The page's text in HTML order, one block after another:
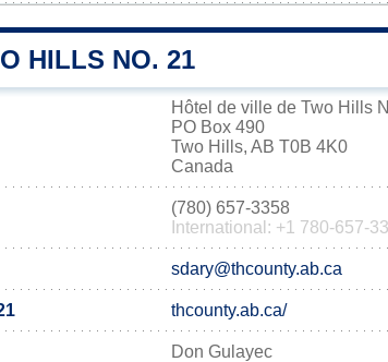
HILLS NO. 21
Hôtel de ville de Two Hills
PO Box 490
Two Hills, AB T0B 4K0
Canada
(780) 657-3358
International: +1 780-657-
sdary@thcounty.ab.ca
thcounty.ab.ca/
Don Gulayec